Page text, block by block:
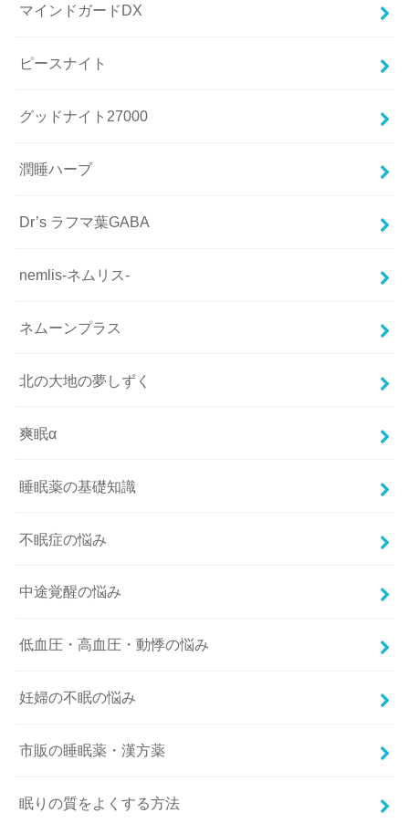
マインドガードDX
ピースナイト
グッドナイト27000
潤睡ハーブ
Dr’s ラフマ葉GABA
nemlis-ネムリス-
ネムーンプラス
北の大地の夢しずく
爽眠α
睡眠薬の基礎知識
不眠症の悩み
中途覚醒の悩み
低血圧・高血圧・動悸の悩み
妊婦の不眠の悩み
市販の睡眠薬・漢方薬
眠りの質をよくする方法